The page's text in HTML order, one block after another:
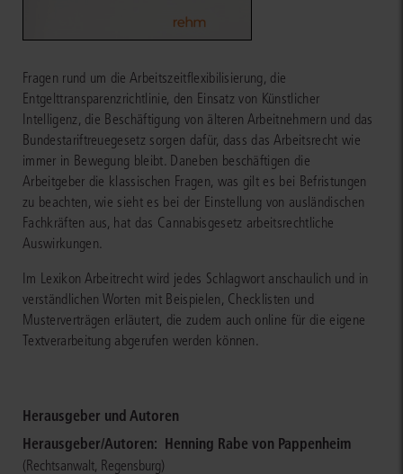
Fragen rund um die Arbeitszeitflexibilisierung, die
Entgelttransparenzrichtlinie, den Einsatz von Künstlicher
Intelligenz, die Beschäftigung von älteren Arbeitnehmern und das
Bundestariftreuegesetz sorgen dafür, dass das Arbeitsrecht wie
immer in Bewegung bleibt. Daneben beschäftigen die
Arbeitgeber die klassischen Fragen, was gilt es bei Befristungen
zu beachten, wie sieht es bei der Einstellung von ausländischen
Fachkräften aus, hat das Cannabisgesetz arbeitsrechtliche
Auswirkungen.
Im Lexikon Arbeitrecht wird jedes Schlagwort anschaulich und in
verständlichen Worten mit Beispielen, Checklisten und
Musterverträgen erläutert, die zudem auch online für die eigene
Textverarbeitung abgerufen werden können.
Herausgeber und Autoren
Herausgeber/Autoren: Henning Rabe von Pappenheim
(Rechtsanwalt, Regensburg)